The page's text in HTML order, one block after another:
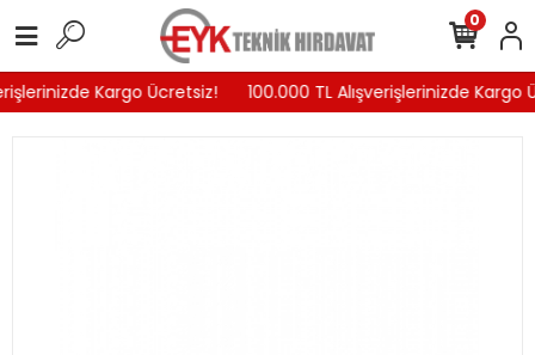
Kargo Ücretsiz! 100.000 TL Alışverişlerinizde Kargo
0